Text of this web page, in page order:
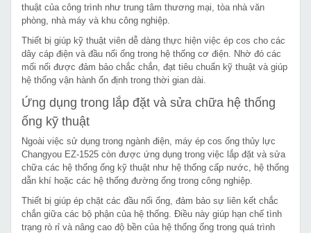
thuật của công trình như trung tâm thương mại, tòa nhà văn
phòng, nhà máy và khu công nghiệp.
Thiết bị giúp kỹ thuật viên dễ dàng thực hiện việc ép cos cho các
dây cáp điện và đầu nối ống trong hệ thống cơ điện. Nhờ đó các
mối nối được đảm bảo chắc chắn, đạt tiêu chuẩn kỹ thuật và giúp
hệ thống vận hành ổn định trong thời gian dài.
Ứng dụng trong lắp đặt và sửa chữa hệ thống
ống kỹ thuật
Ngoài việc sử dụng trong ngành điện, máy ép cos ống thủy lực
Changyou EZ-1525 còn được ứng dụng trong việc lắp đặt và sửa
chữa các hệ thống ống kỹ thuật như hệ thống cấp nước, hệ thống
dẫn khí hoặc các hệ thống đường ống trong công nghiệp.
Thiết bị giúp ép chặt các đầu nối ống, đảm bảo sự liên kết chắc
chắn giữa các bộ phận của hệ thống. Điều này giúp hạn chế tình
trạng rò rỉ và nâng cao độ bền của hệ thống ống trong quá trình